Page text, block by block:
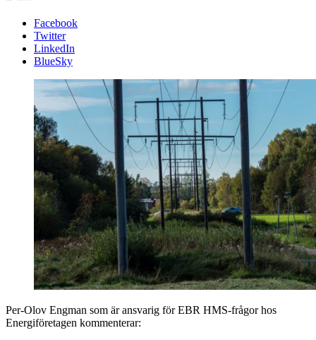
Facebook
Twitter
LinkedIn
BlueSky
Per-Olov Engman som är ansvarig för EBR HMS-frågor hos
Energiföretagen kommenterar: